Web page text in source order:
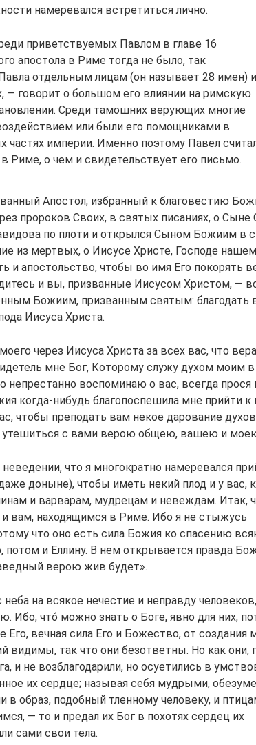
намеревался встретиться лично.
приветствуемых Павлом в главе 16
апостола в Риме тогда не было, так
отдельным лицам (он называет 28 имен) и
— говорит о большом его влиянии на римскую
Среди тамошних верующих многие
или были его помощниками в
частях империи. Именно поэтому Павел
Риме, о чем и свидетельствует его письмо.
Апостол, избранный к благовестию
пророков Своих, в святых писаниях, о Сыне
по плоти и открылся Сыном Божиим в
из мертвых, о Иисусе Христе, Господе
и апостольство, чтобы во имя Его покорять
и вы, призванные Иисусом Христом, —
Божиим, призванным святым: благодать
Иисуса Христа.
через Иисуса Христа за всех вас, что
мне Бог, Которому служу духом моим в
непрестанно воспоминаю о вас, всегда прося
когда‐нибудь благопоспешила мне прийти к
чтобы преподать вам некое дарование
с вами верою общею, вашею и
что я многократно намеревался
доныне), чтобы иметь некий плод и у вас,
и варварам, мудрецам и невеждам. Итак,
и вам, находящимся в Риме. Ибо я не стыжусь
что оно есть сила Божия ко спасению
и Еллину. В нем открывается правда
верою жив будет».
на всякое нечестие и неправду человеков,
Ибо, что́ можно знать о Боге, явно для них,
вечная сила Его и Божество, от создания
видимы, так что они безответны. Но как они,
и не возблагодарили, но осуетились в
их сердце; называя себя мудрыми,
в образ, подобный тленному человеку, и
— то и предал их Бог в похотях сердец их
сами свои тела.